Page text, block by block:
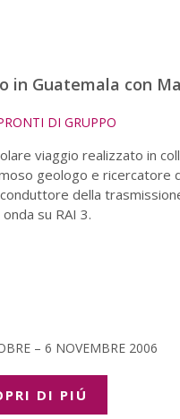
in Guatemala con
DI GRUPPO
viaggio realizzato in
geologo e ricercatore
della
onda su RAI 3.
– 6 NOVEMBRE 2006
DI PIÚ